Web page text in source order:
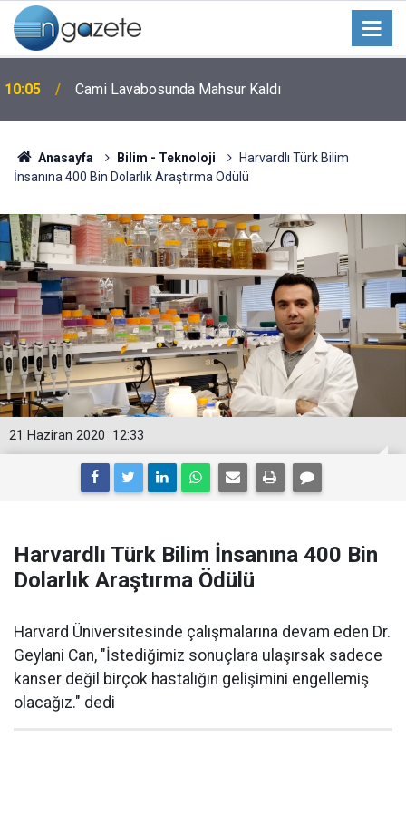
10:05 Cami Lavabosunda Mahsur Kaldı
Anasayfa Bilim - Teknoloji
Harvardlı Türk Bilim
İnsanına 400 Bin Dolarlık Araştırma Ödülü
12:33
21 Haziran 2020
Harvardlı Türk Bilim İnsanına 400 Bin
Dolarlık Araştırma Ödülü
Harvard Üniversitesinde çalışmalarına devam eden Dr.
Geylani Can, "İstediğimiz sonuçlara ulaşırsak sadece
kanser değil birçok hastalığın gelişimini engellemiş
olacağız." dedi